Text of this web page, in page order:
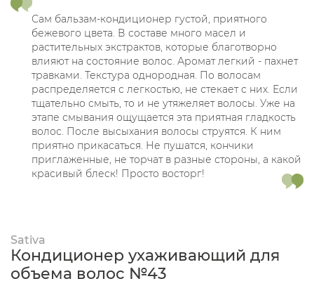
Сам бальзам-кондиционер густой, приятного
бежевого цвета. В составе много масел и
растительных экстрактов, которые благотворно
влияют на состояние волос. Аромат легкий - пахнет
травками. Текстура однородная. По волосам
распределяется с легкостью, не стекает с них. Если
тщательно смыть, то и не утяжеляет волосы. Уже на
этапе смывания ощущается эта приятная гладкость
волос. После высыхания волосы струятся. К ним
приятно прикасаться. Не пушатся, кончики
приглаженные, не торчат в разные стороны, а какой
красивый блеск! Просто восторг!
Sativa
Кондиционер ухаживающий для
объема волос №43